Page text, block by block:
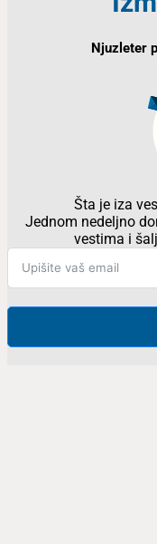
Njuzleter
Šta je iza
Jednom nedeljno
vestima i